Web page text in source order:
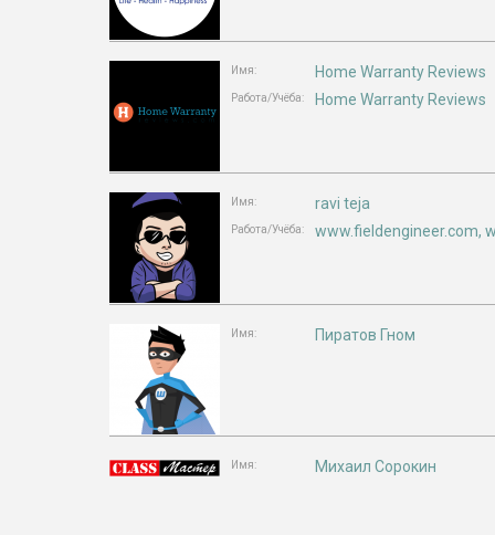
Имя: Home Warranty Reviews
Работа/Учёба: Home Warranty Reviews
Имя: ravi teja
Работа/Учёба: www.fieldengineer.com,
Имя: Пиратов Гном
Имя: Михаил Сорокин